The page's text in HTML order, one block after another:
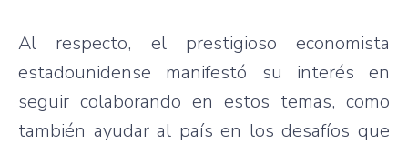
Al respecto, el prestigioso economista
estadounidense manifestó su interés en
seguir colaborando en estos temas, como
también ayudar al país en los desafíos que